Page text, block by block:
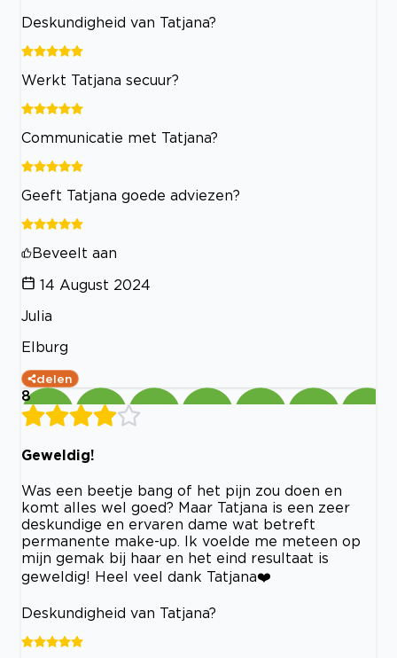
Deskundigheid van Tatjana?
Werkt Tatjana secuur?
Communicatie met Tatjana?
Geeft Tatjana goede adviezen?
Beveelt aan
14 August 2024
Julia
Elburg
delen
8
Geweldig!
Was een beetje bang of het pijn zou doen en
komt alles wel goed? Maar Tatjana is een zeer
deskundige en ervaren dame wat betreft
permanente make-up. Ik voelde me meteen op
mijn gemak bij haar en het eind resultaat is
geweldig! Heel veel dank Tatjana❤️
Deskundigheid van Tatjana?